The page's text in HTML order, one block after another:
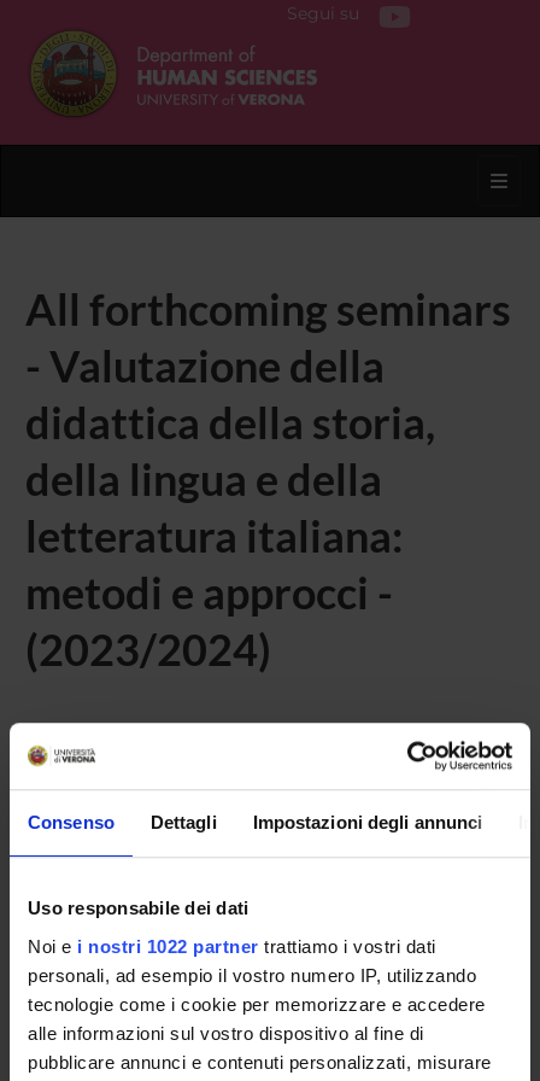
Consenso Dettagli Impostazioni degli annunci
Uso responsabile dei dati
Noi e i nostri 1022 partner trattiamo i vostri dati
personali, ad esempio il vostro numero IP, utilizzando
tecnologie come i cookie per memorizzare e accedere
alle informazioni sul vostro dispositivo al fine di
pubblicare annunci e contenuti personalizzati, misurare
Segui su
All forthcoming seminars
- Valutazione della
didattica della storia,
della lingua e della
letteratura italiana:
metodi e approcci -
(2023/2024)
Home
No recent seminar found relating to teaching Valutazione
STUDYING
COURSES